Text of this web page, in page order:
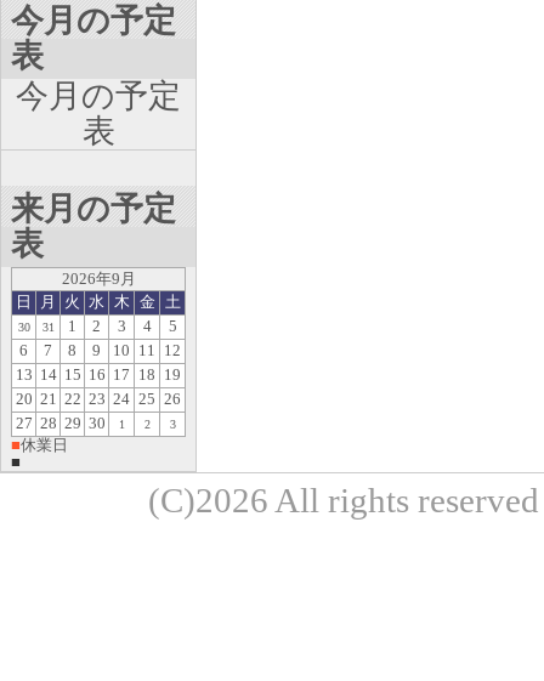
今月の予定
表
今月の予定
表
来月の予定
表
2026年9月
日
月 火 水 木 金 土
30 31 1 2 3 4
5
6
7 8 9 10 11
12
13 14 15 16 17 18 19
20 21 22 23 24 25 26
27 28 29 30 1 2 3
■休業日
■
(C)2026 All rights